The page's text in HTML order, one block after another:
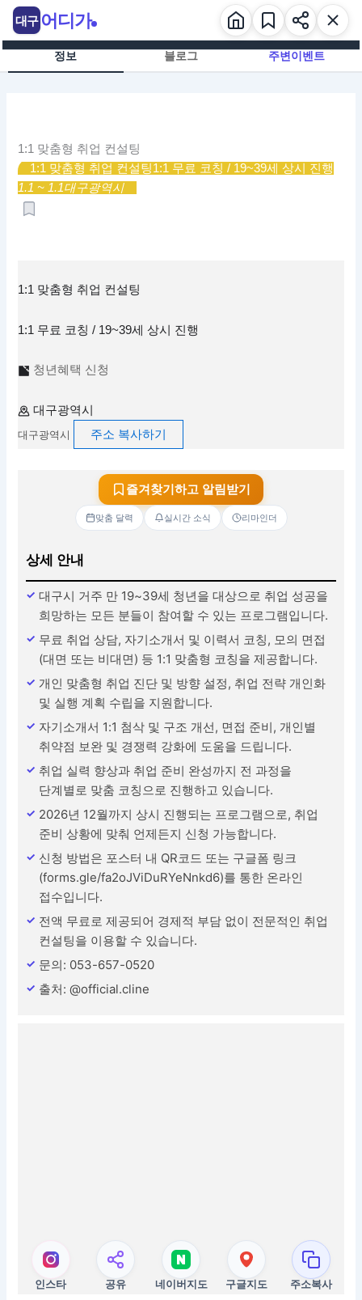
츠
정보 블로그 주변이벤트
1:1 맞춤형 취업 컨설팅
1:1 맞춤형 취업 컨설팅1:1 무료 코칭 / 19~39세 상시 진행
1.1 ~ 1.1대구광역시
1:1 맞춤형 취업 컨설팅
1:1 무료 코칭 / 19~39세 상시 진행
청년혜택 신청
대구광역시
대구광역시 주소 복사하기
즐겨찾기하고 알림받기
맞춤 달력 실시간 소식 리마인더
상세 안내
대구시 거주 만 19~39세 청년을 대상으로 취업 성공을
희망하는 모든 분들이 참여할 수 있는 프로그램입니다.
무료 취업 상담, 자기소개서 및 이력서 코칭, 모의 면접
(대면 또는 비대면) 등 1:1 맞춤형 코칭을 제공합니다.
개인 맞춤형 취업 진단 및 방향 설정, 취업 전략 개인화
및 실행 계획 수립을 지원합니다.
자기소개서 1:1 첨삭 및 구조 개선, 면접 준비, 개인별
취약점 보완 및 경쟁력 강화에 도움을 드립니다.
취업 실력 향상과 취업 준비 완성까지 전 과정을
단계별로 맞춤 코칭으로 진행하고 있습니다.
2026년 12월까지 상시 진행되는 프로그램으로, 취업
준비 상황에 맞춰 언제든지 신청 가능합니다.
신청 방법은 포스터 내 QR코드 또는 구글폼 링크
(forms.gle/fa2oJViDuRYeNnkd6)를 통한 온라인
접수입니다.
전액 무료로 제공되어 경제적 부담 없이 전문적인 취업
컨설팅을 이용할 수 있습니다.
문의: 053-657-0520
출처: @official.cline
인스타 공유 네이버지도 구글지도 주소복사
대구 어디가